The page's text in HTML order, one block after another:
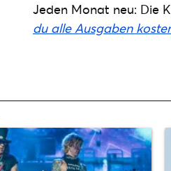
Jeden Monat neu: Die
du alle Ausgaben